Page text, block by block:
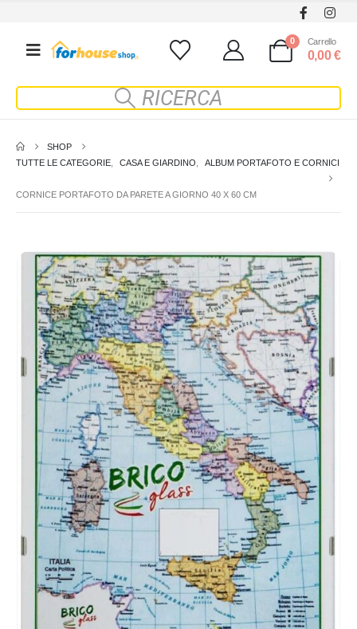
0 Carrello
0,00€
SHOP
TUTTE LE CATEGORIE
CASA E GIARDINO ALBUM PORTAFOTO E CORNICI
CORNICE PORTAFOTO DA PARETE A GIORNO 40 X 60 CM